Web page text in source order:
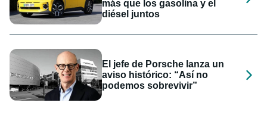
más que los gasolina y el
diésel juntos
El jefe de Porsche lanza un
aviso histórico: “Así no
podemos sobrevivir”